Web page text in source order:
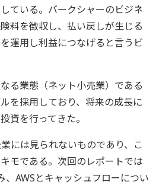
ている。バークシャーのビジネ
料を徴収し、払い戻しが生じる
運用し利益につなげると言うビ
る業態（ネット小売業）である
を採用しており、将来の成長に
資を行ってきた。
には見られないものであり、こ
モである。次回のレポートでは
、AWSとキャッシュフローについ